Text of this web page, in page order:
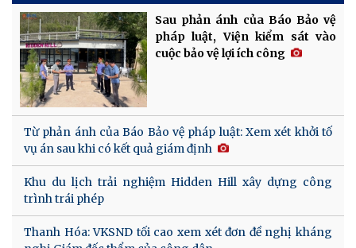
Sau phản ánh của Báo Bảo vệ
pháp luật, Viện kiểm sát vào
cuộc bảo vệ lợi ích công
Từ phản ánh của Báo Bảo vệ pháp luật: Xem xét khởi tố
vụ án sau khi có kết quả giám định
Khu du lịch trải nghiệm Hidden Hill xây dựng công
trình trái phép
Thanh Hóa: VKSND tối cao xem xét đơn đề nghị kháng